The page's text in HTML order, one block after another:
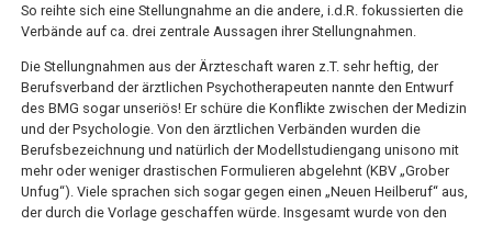
So reihte sich eine Stellungnahme an die andere, i.d.R. fokussierten die
Verbände auf ca. drei zentrale Aussagen ihrer Stellungnahmen.
Die Stellungnahmen aus der Ärzteschaft waren z.T. sehr heftig, der
Berufsverband der ärztlichen Psychotherapeuten nannte den Entwurf
des BMG sogar unseriös! Er schüre die Konflikte zwischen der Medizin
und der Psychologie. Von den ärztlichen Verbänden wurden die
Berufsbezeichnung und natürlich der Modellstudiengang unisono mit
mehr oder weniger drastischen Formulieren abgelehnt (KBV „Grober
Unfug“). Viele sprachen sich sogar gegen einen „Neuen Heilberuf“ aus,
der durch die Vorlage geschaffen würde. Insgesamt wurde von den